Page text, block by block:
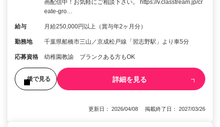
画配信中！お気軽にご相談下さい。 https://v.classtream.jp/cr
eate-gro…
給与 月給250,000円以上（賞与年2ヶ月分）
勤務地 千葉県船橋市三山／京成松戸線「習志野駅」より車5分
応募資格 幼稚園教諭 ブランクある方もOK
後で見る 詳細を見る
更新日： 2026/04/08 掲載終了日： 2027/03/26